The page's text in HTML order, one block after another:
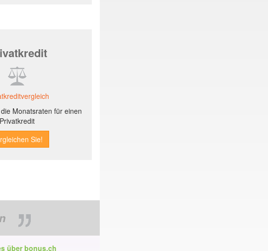
Monatsraten für einen
Privatkredit
über bonus.ch